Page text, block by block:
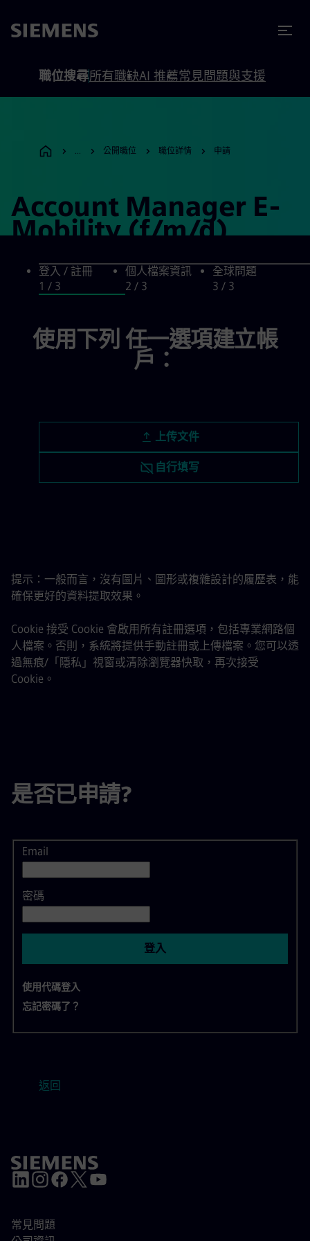
職位搜尋所有職缺AI 推薦常見問題與支援
... 公開職位 職位詳情 申請
Account Manager E-
Mobility (f/m/d)
登入 / 註冊
1 / 3
個人檔案資訊
2/ 3
全球問題
3 / 3
是否已申請?
登入
Email
密碼
登入
使用代碼登入
忘記密碼了？
使用下列 任一選項建立帳
戶：
上传文件
自行填写
提示：一般而言，沒有圖片、圖形或複雜設計的履歷表，能
確保更好的資料提取效果。
Cookie 接受 Cookie 會啟用所有註冊選項，包括專業網路個
人檔案。否則，系統將提供手動註冊或上傳檔案。您可以透
過無痕/「隱私」視窗或清除瀏覽器快取，再次接受
Cookie。
返回
常見問題